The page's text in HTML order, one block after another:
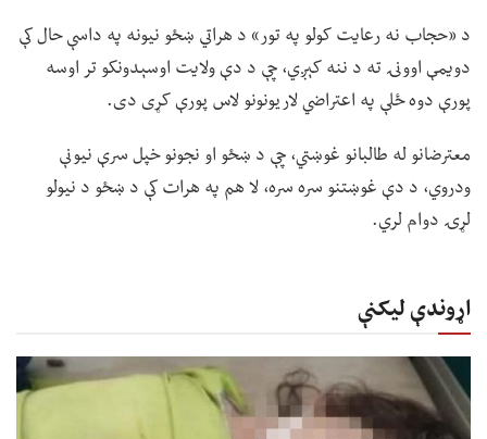
د «حجاب نه رعایت کولو په تور» د هراتي ښځو نیونه په داسې حال کې
دویمې اوونۍ ته د ننه کېږي، چې د دې ولایت اوسېدونکو تر اوسه
پورې دوه ځلې په اعتراضي لاریونونو لاس پورې کړی دی.
معترضانو له طالبانو غوښتي، چې د ښځو او نجونو خپل سرې نیونې
ودروي، د دې غوښتنو سره سره، لا هم په هرات کې د ښځو د نیولو
لړۍ دوام لري.
اړوندې لیکنې